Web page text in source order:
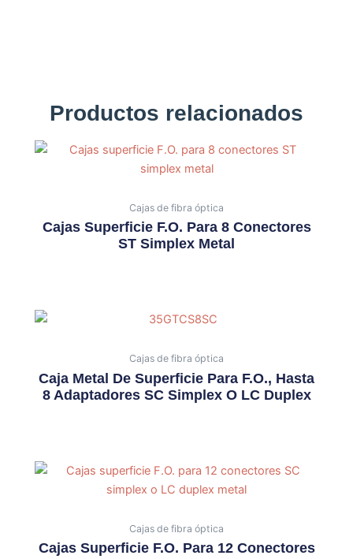
Productos relacionados
Cajas de fibra óptica
Cajas Superficie F.O. Para 8 Conectores
ST Simplex Metal
Cajas de fibra óptica
Caja Metal De Superficie Para F.O., Hasta
8 Adaptadores SC Simplex O LC Duplex
Cajas de fibra óptica
Cajas Superficie F.O. Para 12 Conectores